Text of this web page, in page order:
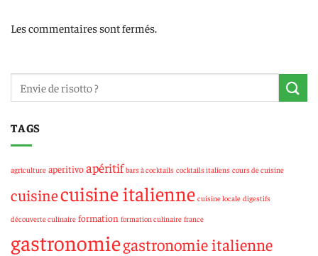
Les commentaires sont fermés.
TAGS
agriculture aperitivoapéritif bars à cocktails cocktails italiens cours de cuisine
cuisinecuisine italienne cuisine locale digestifs
découverte culinaire formation formation culinaire france
gastronomiegastronomie italienne